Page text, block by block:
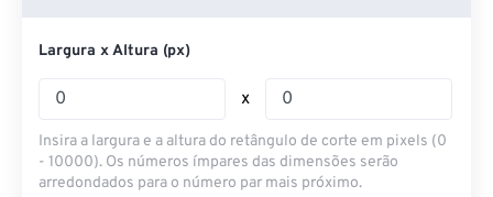
Largura x Altura (px)
x
Insira a largura e a altura do retângulo de corte em pixels (0
- 10000). Os números ímpares das dimensões serão
arredondados para o número par mais próximo.